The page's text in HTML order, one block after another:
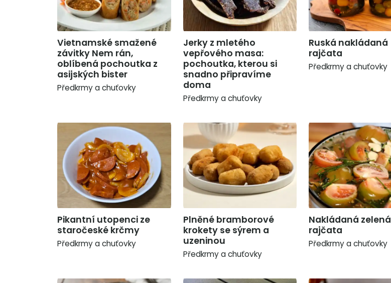
Vietnamské smažené
závitky Nem rán,
oblíbená pochoutka z
asijských bister
Předkrmy a chuťovky
Jerky z mletého
vepřového masa:
pochoutka, kterou si
snadno připravíme
doma
Předkrmy a chuťovky
Ruská nakládaná
rajčata
Předkrmy a chuťovky
Pikantní utopenci ze
staročeské krčmy
Předkrmy a chuťovky
Plněné bramborové
krokety se sýrem a
uzeninou
Předkrmy a chuťovky
Nakládaná zelená
rajčata
Předkrmy a chuťovky